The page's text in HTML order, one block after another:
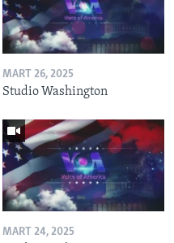
MART 26, 2025
Studio Washington
MART 24, 2025